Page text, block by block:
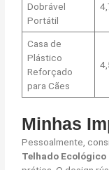
Dobrável
Portátil
Casa de
Plástico
Reforçado
para Cães
Minhas
Pessoalmente,
Telhado Ecológico